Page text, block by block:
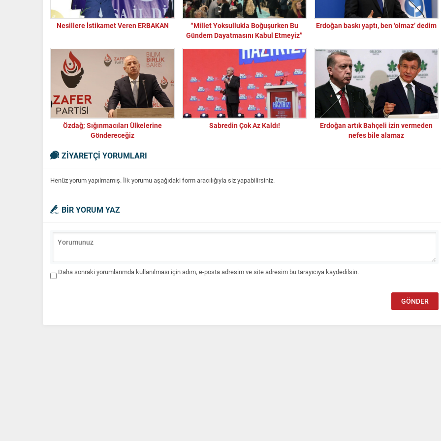
Nesillere İstikamet Veren ERBAKAN
“Millet Yoksullukla Boğuşurken Bu
Gündem Dayatmasını Kabul Etmeyiz”
Erdoğan baskı yaptı, ben ‘olmaz’ dedim
Özdağ; Sığınmacıları Ülkelerine
Göndereceğiz
Sabredin Çok Az Kaldı!
Erdoğan artık Bahçeli izin vermeden
nefes bile alamaz
ZİYARETÇİ YORUMLARI
Henüz yorum yapılmamış. İlk yorumu aşağıdaki form aracılığıyla siz yapabilirsiniz.
BİR YORUM YAZ
Daha sonraki yorumlarımda kullanılması için adım, e-posta adresim ve site adresim bu tarayıcıya kaydedilsin.